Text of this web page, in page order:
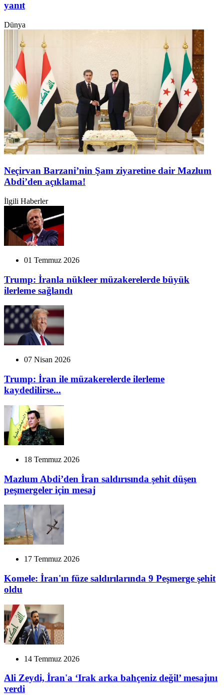
yanıt
Dünya
Neçirvan Barzani’nin Şam ziyaretine dair Mazlum
Abdi’den açıklama!
İlgili Haberler
01 Temmuz 2026
Trump: İranla nükleer müzakerelerde büyük
ilerleme sağlandı
07 Nisan 2026
Trump: İran ile müzakerelerde ilerleme
kaydedilirse...
18 Temmuz 2026
Mazlum Abdi’den İran saldırısında şehit düşen
peşmergeler için mesaj
17 Temmuz 2026
Komele: İran'ın füze saldırılarında 9 Peşmerge şehit
oldu
14 Temmuz 2026
Ali Zeydi, İran'a ‘Irak arka bahçeniz değil’ mesajını
verdi